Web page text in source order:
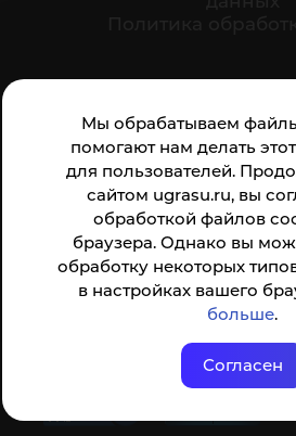
Мы обрабатываем
помогают нам делать
для пользователей.
сайтом ugrasu.ru, вы
обработкой файлов
браузера. Однако вы
обработку некоторых
в настройках вашего
больше.
Согласен
Анкета доступна по QR-коду,
ссылке
© ФГБОУ ВО ЮГУ